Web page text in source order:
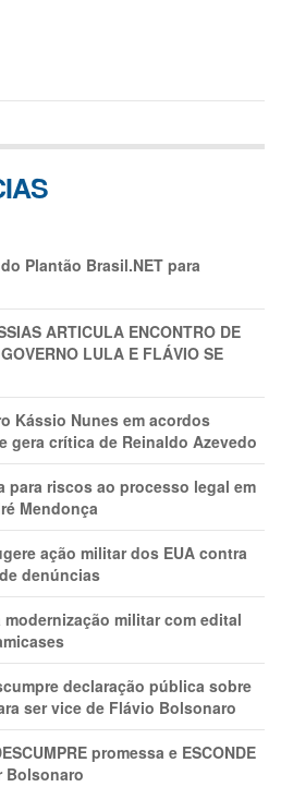
Plantão Brasil.NET para
ARTICULA ENCONTRO DE
LULA E FLÁVIO SE
Kássio Nunes em acordos
gera crítica de Reinaldo Azevedo
para riscos ao processo legal em
Mendonça
ação militar dos EUA contra
denúncias
militar com edital
declaração pública sobre
ser vice de Flávio Bolsonaro
promessa e ESCONDE
Bolsonaro